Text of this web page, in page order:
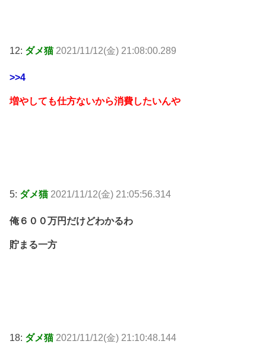
12: ダメ猫 2021/11/12(金) 21:08:00.289
>>4
増やしても仕方ないから消費したいんや
5: ダメ猫 2021/11/12(金) 21:05:56.314
俺６００万円だけどわかるわ
貯まる一方
18: ダメ猫 2021/11/12(金) 21:10:48.144